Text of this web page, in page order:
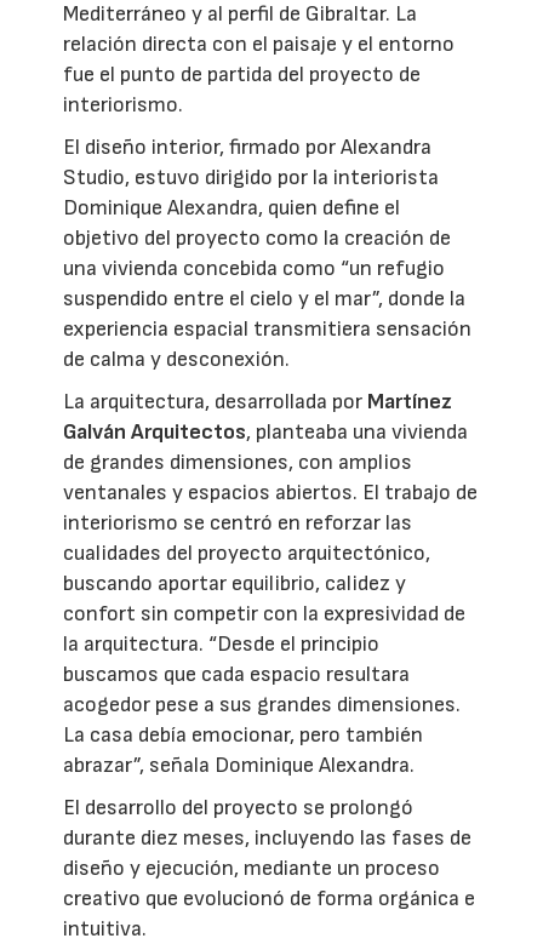
Mediterráneo y al perfil de Gibraltar. La
relación directa con el paisaje y el entorno
fue el punto de partida del proyecto de
interiorismo.
El diseño interior, firmado por Alexandra
Studio, estuvo dirigido por la interiorista
Dominique Alexandra, quien define el
objetivo del proyecto como la creación de
una vivienda concebida como “un refugio
suspendido entre el cielo y el mar”, donde la
experiencia espacial transmitiera sensación
de calma y desconexión.
La arquitectura, desarrollada por Martínez
Galván Arquitectos, planteaba una vivienda
de grandes dimensiones, con amplios
ventanales y espacios abiertos. El trabajo de
interiorismo se centró en reforzar las
cualidades del proyecto arquitectónico,
buscando aportar equilibrio, calidez y
confort sin competir con la expresividad de
la arquitectura. “Desde el principio
buscamos que cada espacio resultara
acogedor pese a sus grandes dimensiones.
La casa debía emocionar, pero también
abrazar”, señala Dominique Alexandra.
El desarrollo del proyecto se prolongó
durante diez meses, incluyendo las fases de
diseño y ejecución, mediante un proceso
creativo que evolucionó de forma orgánica e
intuitiva.